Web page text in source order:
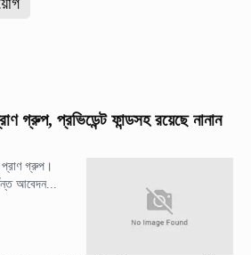
গ্রুপ, প্রভিডেন্ট ফান্ডসহ রয়েছে নানান
প্রাণ গ্রুপ।
আবেদন...